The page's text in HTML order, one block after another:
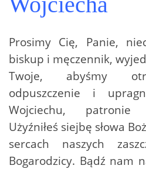
Prosimy Cię, Panie,
biskup i męczennik,
Twoje, abyśmy
odpuszczenie i
Wojciechu, patronie
Użyźniłeś siejbę słowa
sercach naszych
Bogarodzicy. Bądź nam